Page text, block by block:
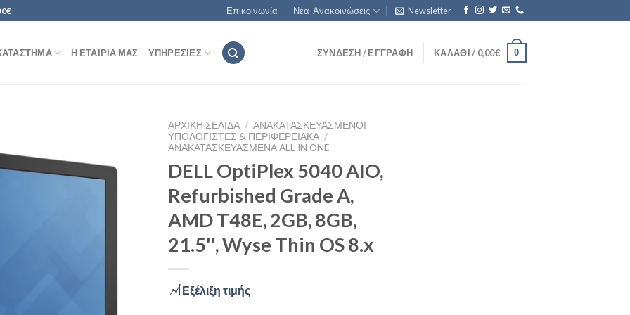
Επικοινωνία Νέα-Ανακοινώσεις Newsletter
Η ΕΤΑΙΡΊΑ ΜΑΣ ΥΠΗΡΕΣΊΕΣ ΣΎΝΔΕΣΗ / ΕΓΓΡΑΦΉ ΚΑΛΆΘΙ / 0,00€ 0
ΑΡΧΙΚΉ ΣΕΛΊΔΑ / ΑΝΑΚΑΤΑΣΚΕΥΑΣΜΈΝΟΙ
ΥΠΟΛΟΓΙΣΤΈΣ & ΠΕΡΙΦΕΡΕΙΑΚΆ /
ΑΝΑΚΑΤΑΣΚΕΥΑΣΜΈΝΑ ALL IN ONE
DELL OptiPlex 5040 AIO,
Refurbished Grade A,
AMD T48E, 2GB, 8GB,
21.5″, Wyse Thin OS 8.x
Εξέλιξη τιμής